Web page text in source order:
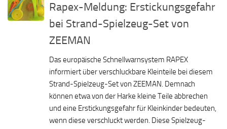
Rapex-Meldung: Erstickungsgefahr
bei Strand-Spielzeug-Set von
ZEEMAN
Das europäische Schnellwarnsystem RAPEX
informiert über verschluckbare Kleinteile bei diesem
Strand-Spielzeug-Set von ZEEMAN. Demnach
können etwa von der Harke kleine Teile abbrechen
und eine Erstickungsgefahr für Kleinkinder bedeuten,
wenn diese verschluckt werden. Diese Spielzeug-